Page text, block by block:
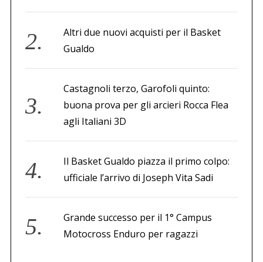
Altri due nuovi acquisti per il Basket
Gualdo
Castagnoli terzo, Garofoli quinto:
buona prova per gli arcieri Rocca Flea
agli Italiani 3D
Il Basket Gualdo piazza il primo colpo:
ufficiale l’arrivo di Joseph Vita Sadi
Grande successo per il 1° Campus
Motocross Enduro per ragazzi